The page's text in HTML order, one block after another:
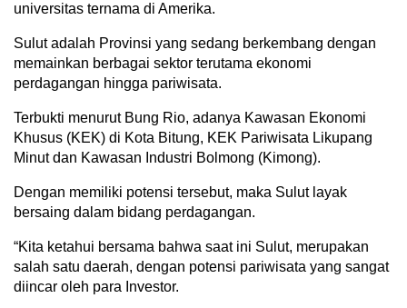
universitas ternama di Amerika.
Sulut adalah Provinsi yang sedang berkembang dengan
memainkan berbagai sektor terutama ekonomi
perdagangan hingga pariwisata.
Terbukti menurut Bung Rio, adanya Kawasan Ekonomi
Khusus (KEK) di Kota Bitung, KEK Pariwisata Likupang
Minut dan Kawasan Industri Bolmong (Kimong).
Dengan memiliki potensi tersebut, maka Sulut layak
bersaing dalam bidang perdagangan.
“Kita ketahui bersama bahwa saat ini Sulut, merupakan
salah satu daerah, dengan potensi pariwisata yang sangat
diincar oleh para Investor.